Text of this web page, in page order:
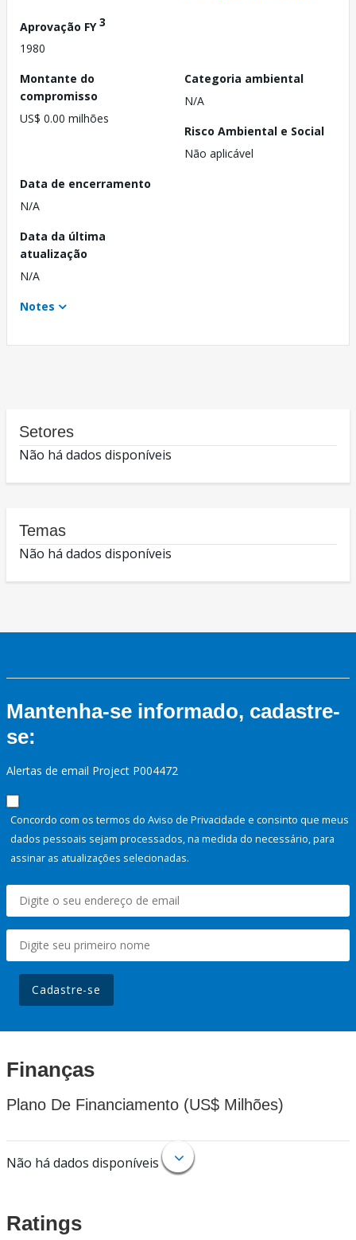
Aprovação FY3
1980
Montante do
compromisso
US$ 0.00 milhões
Categoria ambiental
N/A
Risco Ambiental e Social
Não aplicável
Data de encerramento
N/A
Data da última
atualização
N/A
Notes
Setores
Não há dados disponíveis
Temas
Não há dados disponíveis
Mantenha-se informado, cadastre-
se:
Alertas de email Project P004472
Concordo com os termos do Aviso de Privacidade e consinto que meus
dados pessoais sejam processados, na medida do necessário, para
assinar as atualizações selecionadas.
Cadastre-se
Finanças
Plano De Financiamento (US$ Milhões)
Não há dados disponíveis
Ratings